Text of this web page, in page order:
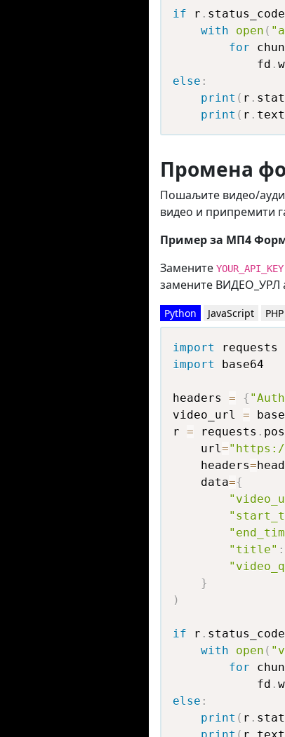
if r . status_code
with
open (
for
            fd
.
else :
print ( r .
print ( r . text
Промена
Пошаљите видео/
видео и припремити
Пример за МП4
Замените YOUR_API_KEY
замените ВИДЕО_УРЛ
Python JavaScript PHP
import
import base64
headers = {
video_url =
r = requests .
    url
=
    headers
=
    data
={
"title" :
}
)
if r . status_code
with
open (
for
            fd
.
else :
print ( r .